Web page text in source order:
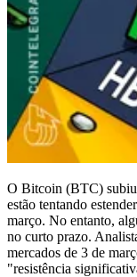
O Bitcoin (BTC) subiu
estão tentando
março. No entanto,
no curto prazo.
mercados de 3 de
"resistência